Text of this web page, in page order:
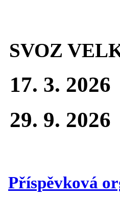
SVOZ
17. 3. 2026
29. 9. 2026
Příspěvková